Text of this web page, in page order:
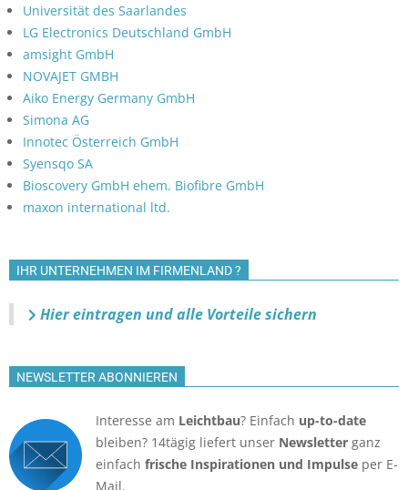
Universität des Saarlandes
LG Electronics Deutschland GmbH
amsight GmbH
NOVAJET GMBH
Aiko Energy Germany GmbH
Simona AG
Innotec Österreich GmbH
Syensqo SA
Bioscovery GmbH ehem. Biofibre GmbH
maxon international ltd.
IHR UNTERNEHMEN IM FIRMENLAND ?
Hier eintragen und alle Vorteile sichern
NEWSLETTER ABONNIEREN
Interesse am Leichtbau? Einfach up-to-date
bleiben? 14tägig liefert unser Newsletter ganz
einfach frische Inspirationen und Impulse per E-
Mail.